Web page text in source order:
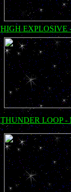
HIGH EXPLOSIVE
THUNDER LOOP -